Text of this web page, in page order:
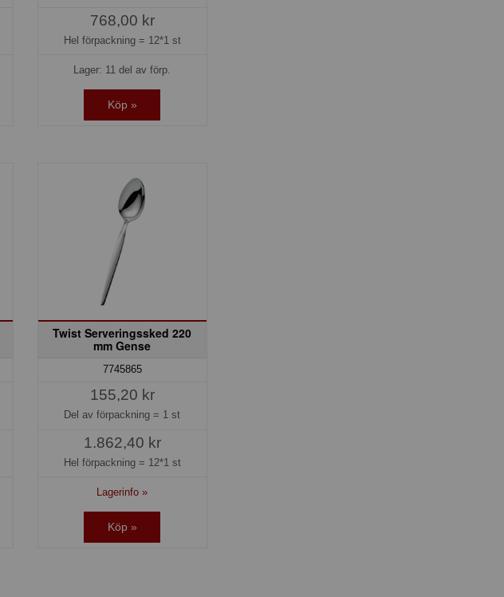
768,00 kr
Hel förpackning = 12*1 st
Lager: 11 del av förp.
Köp »
Twist Serveringssked 220
mm Gense
7745865
155,20 kr
Del av förpackning = 1 st
1.862,40 kr
Hel förpackning = 12*1 st
Lagerinfo »
Köp »